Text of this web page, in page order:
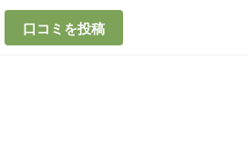
口コミを投稿